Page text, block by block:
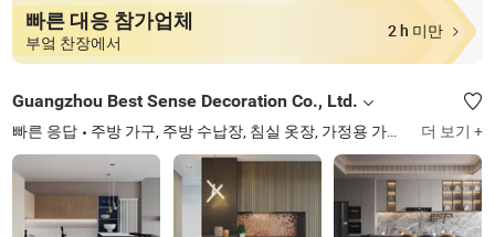
빠른 대응 참가업체
부엌 찬장에서
2 h 미만
Guangzhou Best Sense Decoration Co., Ltd.
빠른 응답 주방 가구, 주방 수납장, 침실 옷장, 가정용 가구, 창문 문 더 보기 +